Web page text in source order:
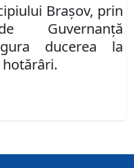
Braşov, prin
Guvernanţă
ducerea la